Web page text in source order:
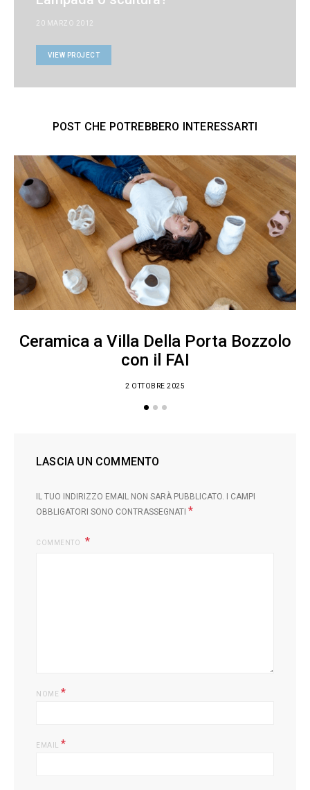
20 MARZO 2012
VIEW PROJECT
POST CHE POTREBBERO INTERESSARTI
Ceramica a Villa Della Porta Bozzolo
con il FAI
2 OTTOBRE 2025
LASCIA UN COMMENTO
IL TUO INDIRIZZO EMAIL NON SARÀ PUBBLICATO.
I CAMPI
OBBLIGATORI SONO CONTRASSEGNATI *
COMMENTO
NOME *
EMAIL *